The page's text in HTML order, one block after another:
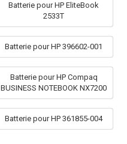
Batterie pour HP EliteBook
2533T
Batterie pour HP 396602-001
Batterie pour HP Compaq
BUSINESS NOTEBOOK NX7200
Batterie pour HP 361855-004